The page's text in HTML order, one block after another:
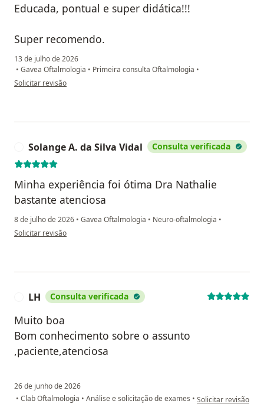
Educada, pontual e super didática!!!
Super recomendo.
13 de julho de 2026
• Gavea Oftalmologia • Primeira consulta Oftalmologia •
na opinião do utilizador Arc
Solicitar revisão
Solange A. da Silva Vidal Consulta verificada
Minha experiência foi ótima Dra Nathalie
bastante atenciosa
8 de julho de 2026 • Gavea Oftalmologia • Neuro-oftalmologia •
na opinião do utilizador Solange A. da Silva Vidal
Solicitar revisão
LH Consulta verificada
Muito boa
Bom conhecimento sobre o assunto
,paciente,atenciosa
26 de junho de 2026
• Clab Oftalmologia • Análise e solicitação de exames • na opinião do
Solicitar revisão